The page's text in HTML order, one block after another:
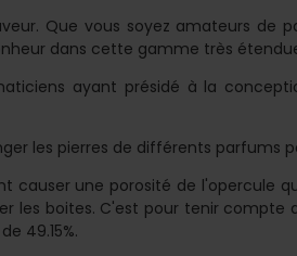
Que vous soyez amateurs
dans cette gamme très
ayant présidé à la
les pierres de différents parfums
une porosité de l'opercule
les boites. C'est pour tenir
49.15%.